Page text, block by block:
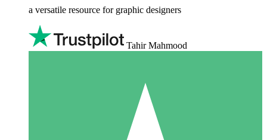
a versatile resource for graphic designers
Tahir Mahmood